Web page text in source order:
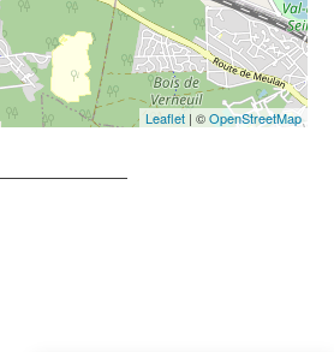
Leaflet| ©OpenStreetMap